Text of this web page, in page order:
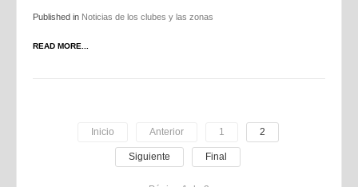
Published in Noticias de los clubes y las zonas
READ MORE...
Inicio Anterior 1 2
Siguiente Final